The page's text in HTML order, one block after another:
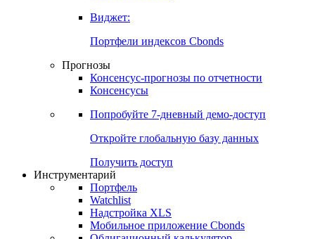
Виджет:
Портфели индексов Cbonds
Прогнозы
Консенсус-прогнозы по отчетности
Консенсусы
Попробуйте 7-дневный демо-доступ
Откройте глобальную базу данных
Получить доступ
Инструментарий
Портфель
Watchlist
Надстройка XLS
Мобильное приложение Cbonds